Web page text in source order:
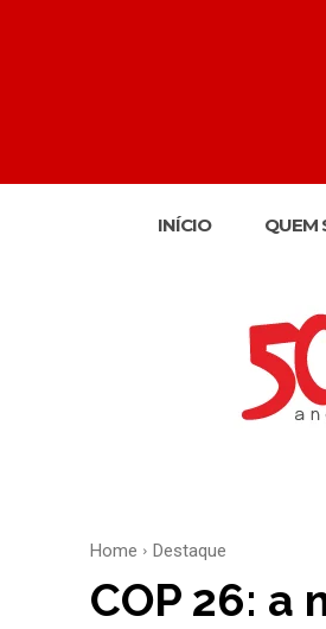
INÍCIO QUEM
Home Destaque
COP 26: a